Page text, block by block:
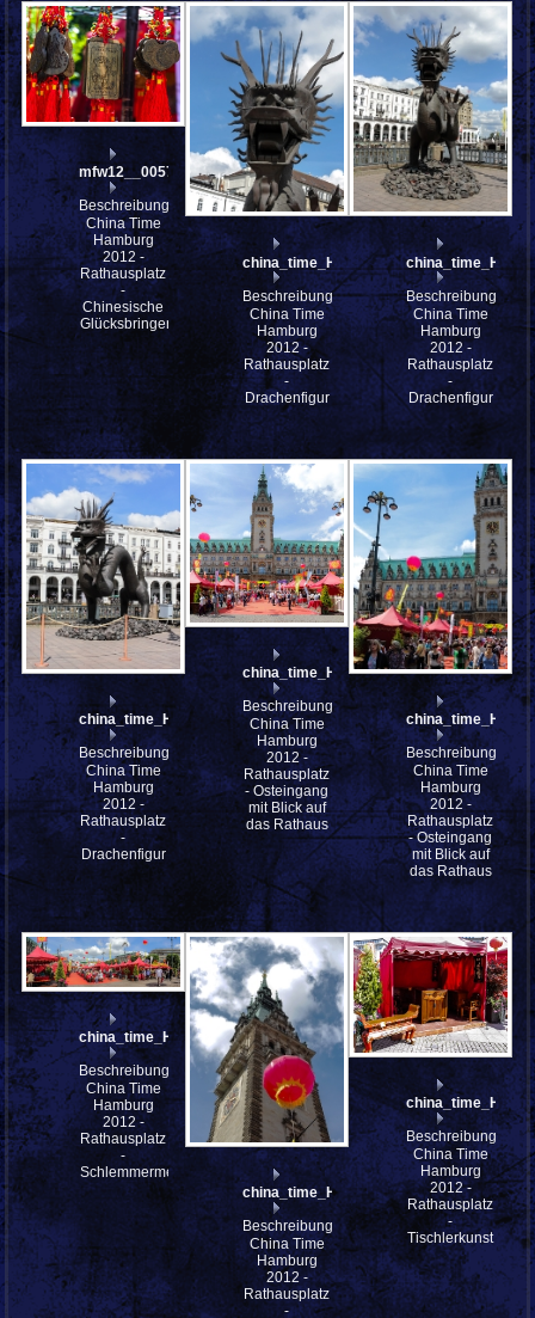
mfw12__005733
Beschreibung:
China Time
Hamburg
2012 -
Rathausplatz
-
Chinesische
Glücksbringer
china_time_HH_mfw12__005753
Beschreibung:
China Time
Hamburg
2012 -
Rathausplatz
-
Drachenfigur
Beschreibung:
China Time
Hamburg
2012 -
Rathausplatz
-
Drachenfigur
china_time_HH_mfw12__005743
Beschreibung:
China Time
Hamburg
2012 -
Rathausplatz
-
Drachenfigur
china_time_HH_mfw12__005738_stitch
Beschreibung:
China Time
Hamburg
2012 -
Rathausplatz
- Osteingang
mit Blick auf
das Rathaus
Beschreibung:
China Time
Hamburg
2012 -
Rathausplatz
- Osteingang
mit Blick auf
das Rathaus
china_time_HH_mfw12__005732_st
Beschreibung:
China Time
Hamburg
2012 -
Rathausplatz
-
Schlemmermeile
china_time_HH_mfw12__005726
Beschreibung:
China Time
Hamburg
2012 -
Rathausplatz
-
Beschreibung:
China Time
Hamburg
2012 -
Rathausplatz
-
Tischlerkunst